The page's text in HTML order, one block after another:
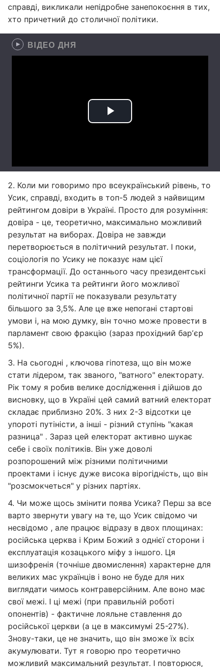
справді, викликали непідробне занепокоєння в тих,
хто причетний до столичної політики.
ВІДЕО ДНЯ
2. Коли ми говоримо про всеукраїнський рівень, то
Усик, справді, входить в топ-5 людей з найвищим
рейтингом довіри в Україні. Просто для розуміння:
довіра - це, теоретично, максимально можливий
результат на виборах. Довіра не завжди
перетворюється в політичний результат. І поки,
соціологія по Усику не показує нам цієї
трансформації. До останнього часу президентські
рейтинги Усика та рейтинги його можливої
політичної партії не показували результату
більшого за 3,5%. Але це вже непогані стартові
умови і, на мою думку, він точно може провести в
парламент свою фракцію (зараз прохідний барʼєр
5%).
3. На сьогодні , ключова гіпотеза, що він може
стати лідером, так званого, "ватного" електорату.
Рік тому я робив велике дослідження і дійшов до
висновку, що в Україні цей самий ватний електорат
складає приблизно 20%. З них 2-3 відсотки це
упороті путіністи, а інші - різний ступінь "какая
разница" . Зараз цей електорат активно шукає
себе і своїх політиків. Він уже доволі
розпорошений між різними політичними
проектами і існує дуже висока вірогідність, що він
"розсмокчеться" у різних партіях.
4. Чи може щось змінити поява Усика? Перш за все
варто звернути увагу на те, що Усик свідомо чи
несвідомо , але працює відразу в двох площинах:
російська церква і Крим Божий з однієї сторони і
експлуатація козацького міфу з іншого. Ця
шизофренія (точніше двомислення) характерне для
великих мас українців і воно не буде для них
виглядати чимось контраверсійним. Але воно має
свої межі. І ці межі (при правильній роботі
опонентів) - фактичне лояльне ставлення до
російської церкви (а це в максимумі 25-27%).
Знову-таки, це не значить, що він зможе їх всіх
акумулювати. Тут я говорю про теоретично
можливий максимальний результат. І повторюся,